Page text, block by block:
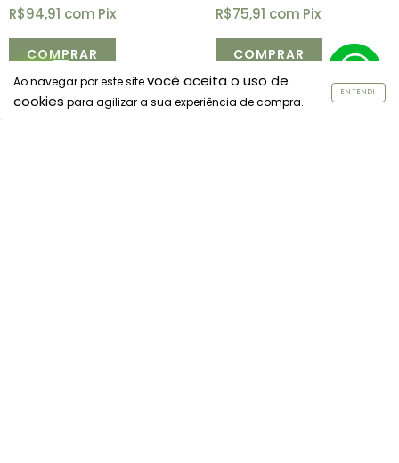
Ao navegar por este sitevocê aceita o uso de
cookies para agilizar a sua experiência de compra.
ENTENDI
R$94,91 com Pix
R$75,91 com Pix